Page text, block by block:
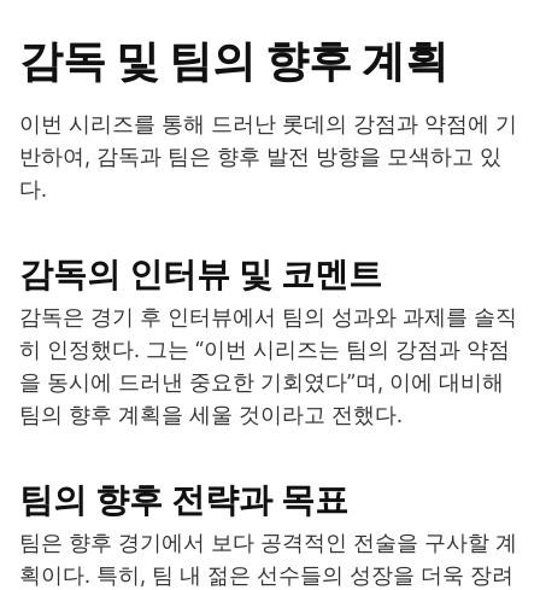
감독 및 팀의 향후 계획
이번 시리즈를 통해 드러난 롯데의 강점과 약점에 기
반하여, 감독과 팀은 향후 발전 방향을 모색하고 있
다.
감독의 인터뷰 및 코멘트
감독은 경기 후 인터뷰에서 팀의 성과와 과제를 솔직
히 인정했다. 그는 “이번 시리즈는 팀의 강점과 약점
을 동시에 드러낸 중요한 기회였다”며, 이에 대비해
팀의 향후 계획을 세울 것이라고 전했다.
팀의 향후 전략과 목표
팀은 향후 경기에서 보다 공격적인 전술을 구사할 계
획이다. 특히, 팀 내 젊은 선수들의 성장을 더욱 장려